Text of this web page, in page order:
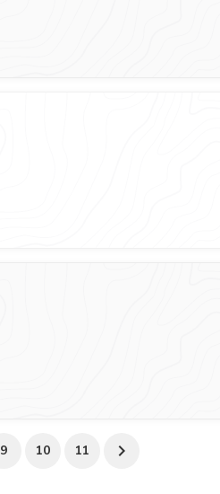
9 10 11